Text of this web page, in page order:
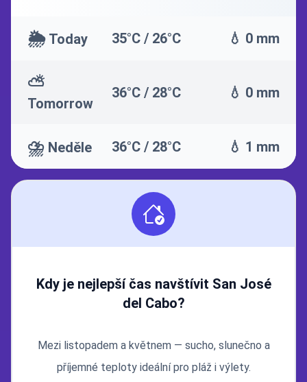
🌦️ Today 35°C / 26°C 💧 0 mm
⛅
Tomorrow
36°C / 28°C 💧 0 mm
⛈️ Neděle 36°C / 28°C 💧 1 mm
Kdy je nejlepší čas navštívit San José
del Cabo?
Mezi listopadem a květnem — sucho, slunečno a
příjemné teploty ideální pro pláž i výlety.